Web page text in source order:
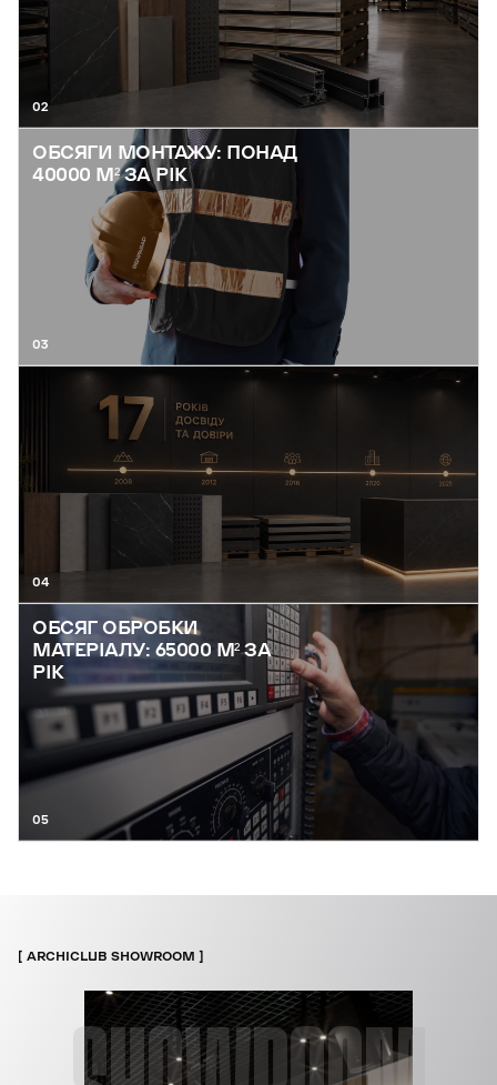
02
ОБСЯГИ МОНТАЖУ: ПОНАД
40000 М² ЗА РІК
03
04
ОБСЯГ ОБРОБКИ
МАТЕРІАЛУ: 65000 М² ЗА
РІК
05
ARCHICLUB SHOWROOM